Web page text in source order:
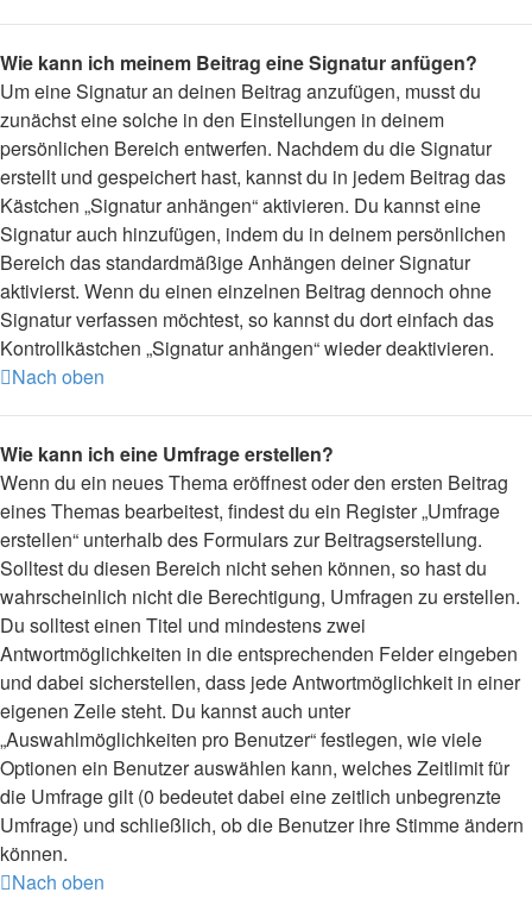
Wie kann ich meinem Beitrag eine Signatur anfügen?
Um eine Signatur an deinen Beitrag anzufügen, musst du
zunächst eine solche in den Einstellungen in deinem
persönlichen Bereich entwerfen. Nachdem du die Signatur
erstellt und gespeichert hast, kannst du in jedem Beitrag das
Kästchen „Signatur anhängen“ aktivieren. Du kannst eine
Signatur auch hinzufügen, indem du in deinem persönlichen
Bereich das standardmäßige Anhängen deiner Signatur
aktivierst. Wenn du einen einzelnen Beitrag dennoch ohne
Signatur verfassen möchtest, so kannst du dort einfach das
Kontrollkästchen „Signatur anhängen“ wieder deaktivieren.
Nach oben
Wie kann ich eine Umfrage erstellen?
Wenn du ein neues Thema eröffnest oder den ersten Beitrag
eines Themas bearbeitest, findest du ein Register „Umfrage
erstellen“ unterhalb des Formulars zur Beitragserstellung.
Solltest du diesen Bereich nicht sehen können, so hast du
wahrscheinlich nicht die Berechtigung, Umfragen zu erstellen.
Du solltest einen Titel und mindestens zwei
Antwortmöglichkeiten in die entsprechenden Felder eingeben
und dabei sicherstellen, dass jede Antwortmöglichkeit in einer
eigenen Zeile steht. Du kannst auch unter
„Auswahlmöglichkeiten pro Benutzer“ festlegen, wie viele
Optionen ein Benutzer auswählen kann, welches Zeitlimit für
die Umfrage gilt (0 bedeutet dabei eine zeitlich unbegrenzte
Umfrage) und schließlich, ob die Benutzer ihre Stimme ändern
können.
Nach oben